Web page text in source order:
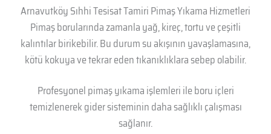
Arnavutköy Sıhhi Tesisat Tamiri Pimaş Yıkama Hizmetleri
Pimaş borularında zamanla yağ, kireç, tortu ve çeşitli
kalıntılar birikebilir. Bu durum su akışının yavaşlamasına,
kötü kokuya ve tekrar eden tıkanıklıklara sebep olabilir.
Profesyonel pimaş yıkama işlemleri ile boru içleri
temizlenerek gider sisteminin daha sağlıklı çalışması
sağlanır.